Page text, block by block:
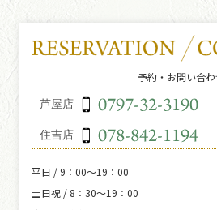
予約・お問い合
芦屋店
住吉店
平日 / 9：00～19：00
土日祝 / 8：30～19：00